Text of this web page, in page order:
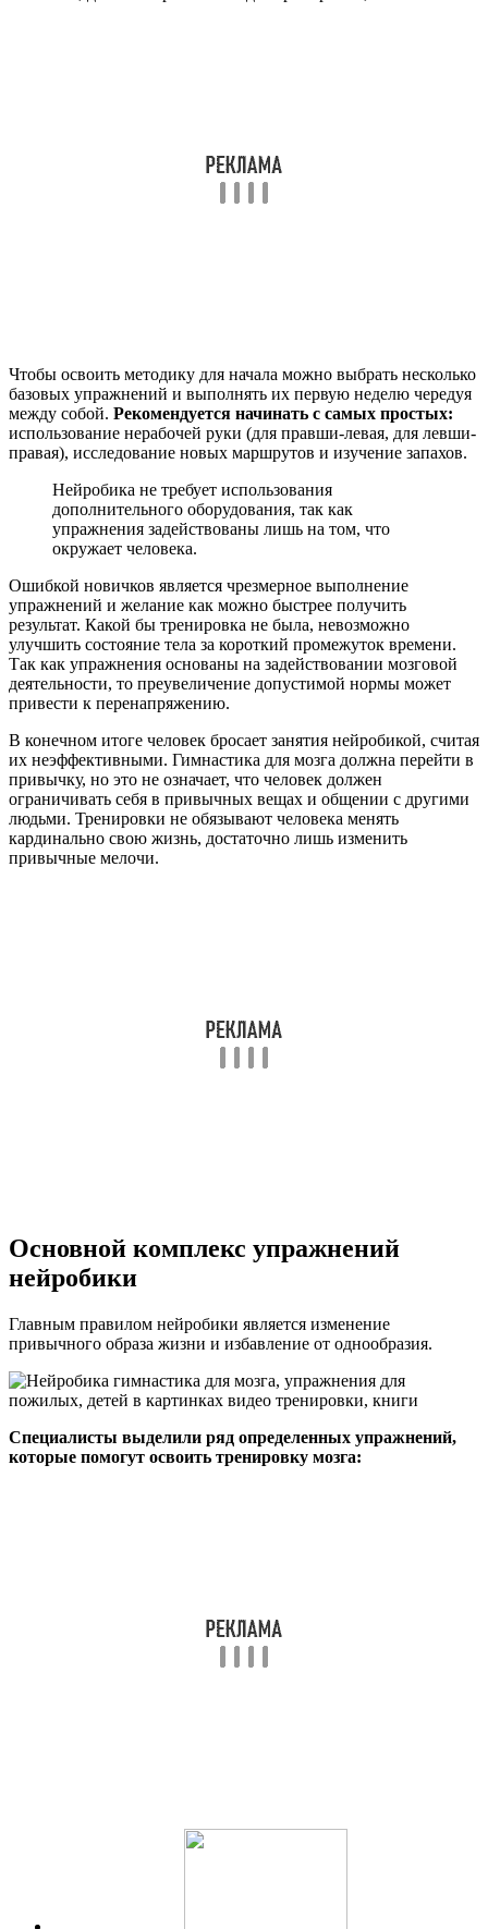
Чтобы освоить методику для начала можно выбрать несколько
базовых упражнений и выполнять их первую неделю чередуя
между собой. Рекомендуется начинать с самых простых:
использование нерабочей руки (для правши-левая, для левши-
правая), исследование новых маршрутов и изучение запахов.
Нейробика не требует использования
дополнительного оборудования, так как
упражнения задействованы лишь на том, что
окружает человека.
Ошибкой новичков является чрезмерное выполнение
упражнений и желание как можно быстрее получить
результат. Какой бы тренировка не была, невозможно
улучшить состояние тела за короткий промежуток времени.
Так как упражнения основаны на задействовании мозговой
деятельности, то преувеличение допустимой нормы может
привести к перенапряжению.
В конечном итоге человек бросает занятия нейробикой, считая
их неэффективными. Гимнастика для мозга должна перейти в
привычку, но это не означает, что человек должен
ограничивать себя в привычных вещах и общении с другими
людьми. Тренировки не обязывают человека менять
кардинально свою жизнь, достаточно лишь изменить
привычные мелочи.
Основной комплекс упражнений
нейробики
Главным правилом нейробики является изменение
привычного образа жизни и избавление от однообразия.
Специалисты выделили ряд определенных упражнений,
которые помогут освоить тренировку мозга: